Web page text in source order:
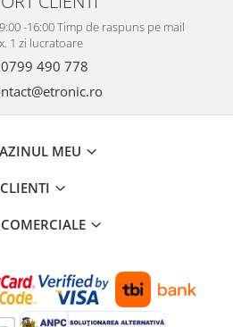
-16:00 Timp de raspuns pe mail
1 zi lucratoare
0799 490 778
MEU
CLIENTI